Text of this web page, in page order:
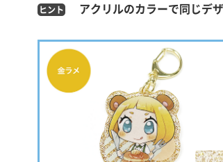
ヒント アクリルのカラーで同じデ